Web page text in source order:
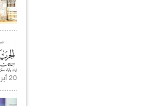
20 أبريل 2021 |